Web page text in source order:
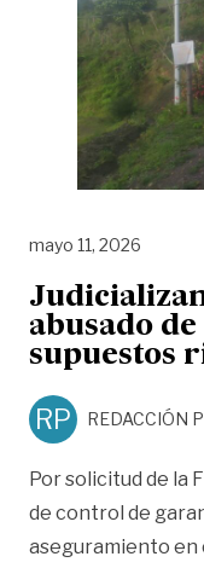
mayo 11, 2026
abusado
supuestos
RP REDACCIÓN
Por solicitud de la
de control de
aseguramiento en